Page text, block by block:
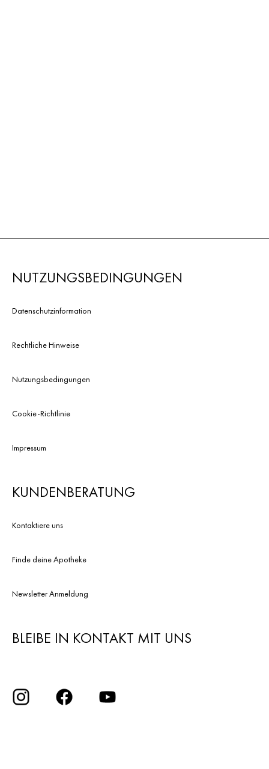
NUTZUNGSBEDINGUNGEN
Datenschutzinformation
Rechtliche Hinweise
Nutzungsbedingungen
Cookie-Richtlinie
Impressum
KUNDENBERATUNG
Kontaktiere uns
Finde deine Apotheke
Newsletter Anmeldung
BLEIBE IN KONTAKT MIT UNS